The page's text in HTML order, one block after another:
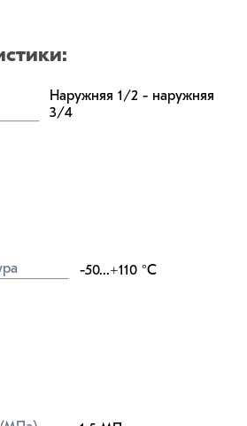
Наружняя 1/2 - наружняя
3/4
-50...+110 °C